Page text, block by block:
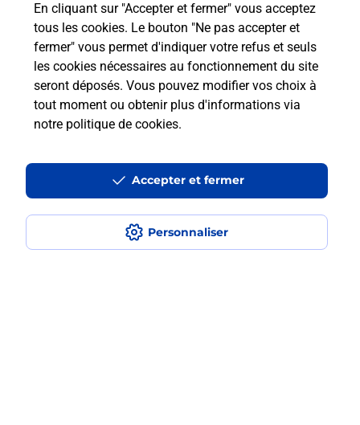
En cliquant sur "Accepter et fermer" vous acceptez
tous les cookies. Le bouton "Ne pas accepter et
fermer" vous permet d'indiquer votre refus et seuls
les cookies nécessaires au fonctionnement du site
seront déposés. Vous pouvez modifier vos choix à
tout moment ou obtenir plus d'informations via
notre politique de cookies.
Personnaliser
Accepter et fermer
Est-ce que je peux garder mon
numéro de mobile gratuitement ?
Est-ce que je peux bénéficier de la 5G
avec La Poste Mobile ?
Est-ce que je peux utiliser mon forfait
à l’étranger avec La Poste Mobile ?
Est-ce que je peux payer mon iPhone
en plusieurs fois avec La Poste Mobile